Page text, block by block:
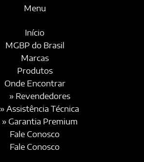
Menu
Início
MGBP do Brasil
Marcas
Produtos
Onde Encontrar
» Revendedores
» Assistência Técnica
» Garantia Premium
Fale Conosco
Fale Conosco